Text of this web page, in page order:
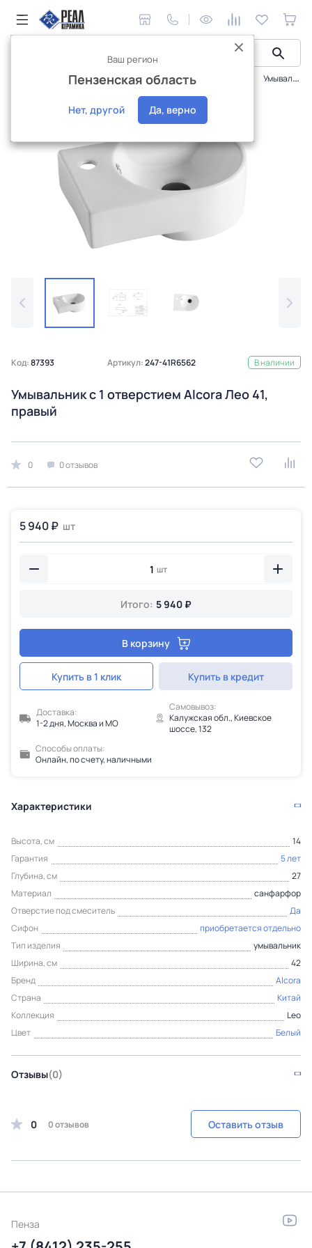
Сантехника и аксессуары Раковины и умывальники Умывальник с 1 отверстием Alcora Лео 41, правый
Код:87393 Артикул:247-41R6562 В наличии
Умывальник с 1 отверстием Alcora Лео 41,
правый
0 0 отзывов
5 940 ₽ шт
шт
Итого: 5 940 ₽
В корзину
Купить в 1 клик Купить в кредит
Доставка:
1-2 дня, Москва и МО
Самовывоз:
Калужская обл., Киевское
шоссе, 132
Способы оплаты:
Онлайн, по счету, наличными
Характеристики
Высота, см
14
Гарантия
5 лет
Глубина, см
27
Материал
санфарфор
Отверстие под смеситель
Да
Сифон
приобретается отдельно
Тип изделия
умывальник
Ширина, см
42
Бренд
Alcora
Страна
Китай
Коллекция
Leo
Цвет
Белый
Отзывы(0)
0 0 отзывов Оставить отзыв
Пенза
Ваш регион
Пензенская область
Нет, другой Да, верно